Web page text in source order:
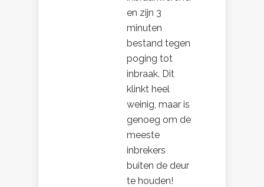
en zijn 3
minuten
bestand tegen
poging tot
inbraak. Dit
klinkt heel
weinig, maar is
genoeg om de
meeste
inbrekers
buiten de deur
te houden!